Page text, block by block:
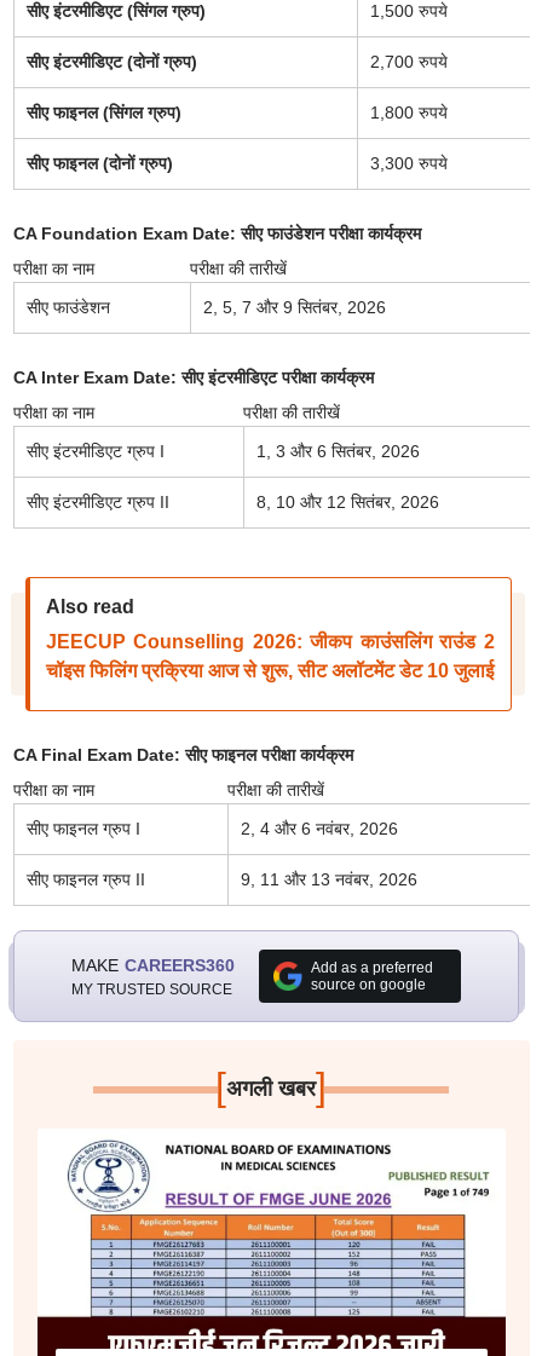
सीए इंटरमीडिएट (सिंगल ग्रुप) 1,500 रुपये
सीए इंटरमीडिएट (दोनों ग्रुप) 2,700 रुपये
सीए फाइनल (सिंगल ग्रुप) 1,800 रुपये
सीए फाइनल (दोनों ग्रुप) 3,300 रुपये
CA Foundation Exam Date: सीए फाउंडेशन परीक्षा कार्यक्रम
परीक्षा का नाम
परीक्षा की तारीखें
सीए फाउंडेशन
2, 5, 7 और 9 सितंबर, 2026
CA Inter Exam Date:सीए इंटरमीडिएटपरीक्षा कार्यक्रम
परीक्षा का नाम
परीक्षा की तारीखें
सीए इंटरमीडिएट ग्रुप I
1, 3 और 6 सितंबर, 2026
सीए इंटरमीडिएट ग्रुप II 8, 10 और 12 सितंबर, 2026
Also read
JEECUP Counselling 2026: जीकप काउंसलिंग राउंड 2
चॉइस फिलिंग प्रक्रिया आज से शुरू, सीट अलॉटमेंट डेट 10 जुलाई
CA Final Exam Date:सीए फाइनलपरीक्षा कार्यक्रम
परीक्षा का नाम
परीक्षा की तारीखें
सीए फाइनल ग्रुप I
2, 4 और 6 नवंबर, 2026
सीए फाइनल ग्रुप II 9, 11 और 13 नवंबर, 2026
MAKE CAREERS360
MY TRUSTED SOURCE
Add as a preferred
source on google
[अगली खबर]